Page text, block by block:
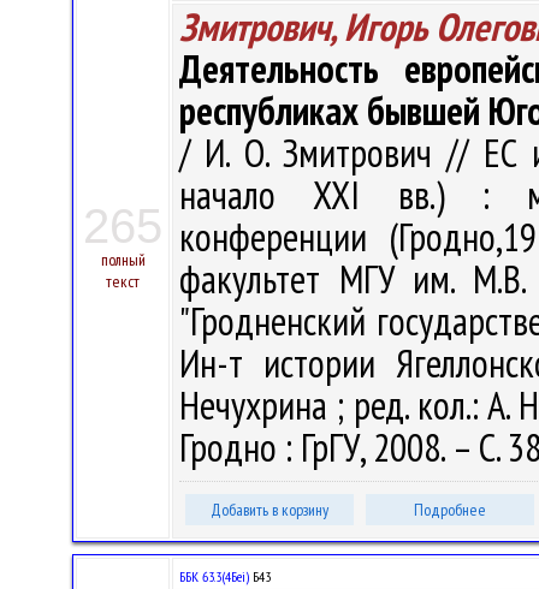
265
полный
текст
Змитрович, Игорь
Деятельность
республиках бывшей
/ И. О. Змитрович // ЕС
начало XXI вв.) :
конференции
факультет МГУ им. М.В.
"Гродненский
Ин-т истории
Нечухрина ; ред. кол.: А.
Гродно : ГрГУ, 2008. – С.
Добавить в корзину Подробнее
ББК 63.3(4Беі) Б43